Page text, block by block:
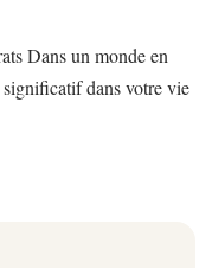
Dans un monde en
dans votre vie